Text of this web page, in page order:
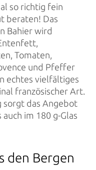
so richtig fein
beraten! Das
Bahier wird
Tomaten,
und Pfeffer
echtes vielfältiges
französischer Art.
sorgt das Angebot
im 180 g-Glas
den Bergen